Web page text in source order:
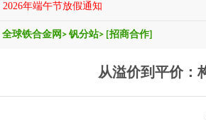
2026年端午节放假通知
全球铁合金网 > 钒分站> [招商合作]
从溢价到平价：